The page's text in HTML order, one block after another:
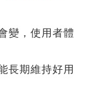
變，使用者體
長期維持好用